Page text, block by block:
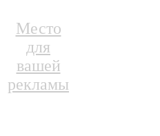
Место
для
вашей
рекламы